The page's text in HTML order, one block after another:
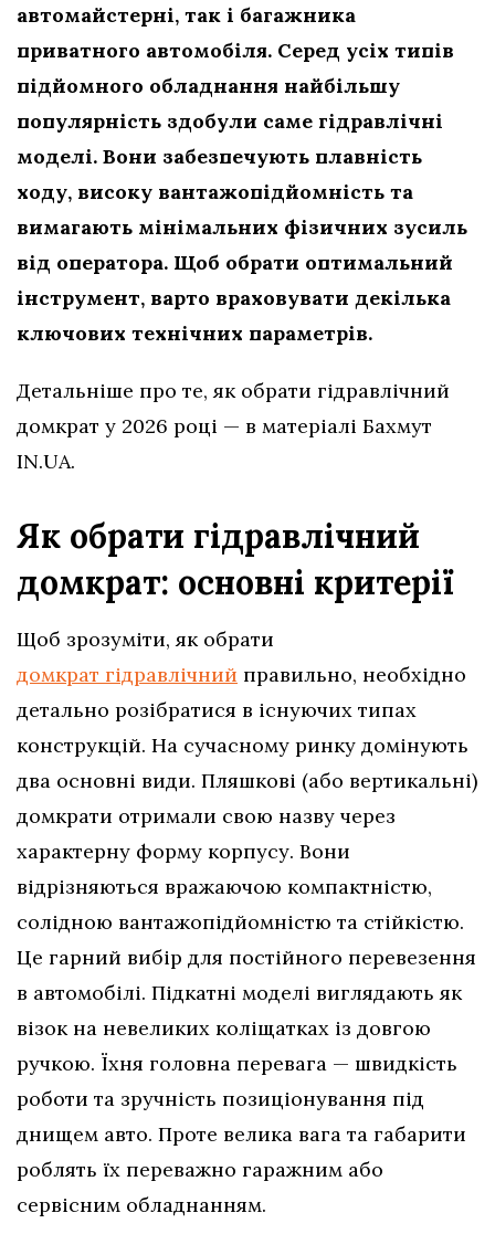
автомайстерні, так і багажника
приватного автомобіля. Серед усіх типів
підйомного обладнання найбільшу
популярність здобули саме гідравлічні
моделі. Вони забезпечують плавність
ходу, високу вантажопідйомність та
вимагають мінімальних фізичних зусиль
від оператора. Щоб обрати оптимальний
інструмент, варто враховувати декілька
ключових технічних параметрів.
Детальніше про те, як обрати гідравлічний
домкрат у 2026 році — в матеріалі Бахмут
IN.UA.
Як обрати гідравлічний
домкрат: основні критерії
Щоб зрозуміти, як обрати
домкрат гідравлічний правильно, необхідно
детально розібратися в існуючих типах
конструкцій. На сучасному ринку домінують
два основні види. Пляшкові (або вертикальні)
домкрати отримали свою назву через
характерну форму корпусу. Вони
відрізняються вражаючою компактністю,
солідною вантажопідйомністю та стійкістю.
Це гарний вибір для постійного перевезення
в автомобілі. Підкатні моделі виглядають як
візок на невеликих коліщатках із довгою
ручкою. Їхня головна перевага — швидкість
роботи та зручність позиціонування під
днищем авто. Проте велика вага та габарити
роблять їх переважно гаражним або
сервісним обладнанням.